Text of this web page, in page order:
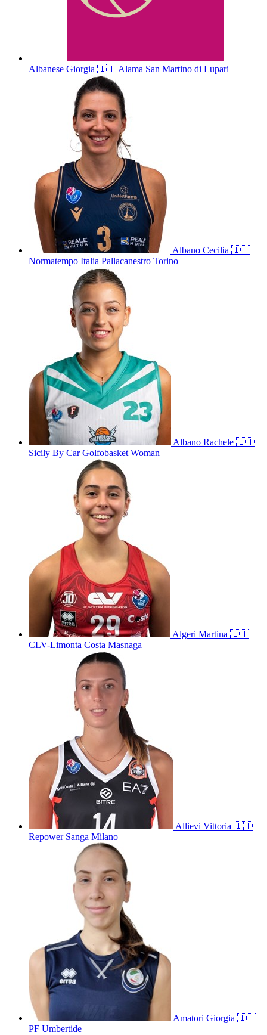
Albanese Giorgia 🇮🇹Alama San Martino di Lupari
Albano Cecilia 🇮🇹
Normatempo Italia Pallacanestro Torino
Albano Rachele 🇮🇹
Sicily By Car Golfobasket Woman
Algeri Martina 🇮🇹
CLV-Limonta Costa Masnaga
Allievi Vittoria 🇮🇹
Repower Sanga Milano
Amatori Giorgia 🇮🇹
PF Umbertide